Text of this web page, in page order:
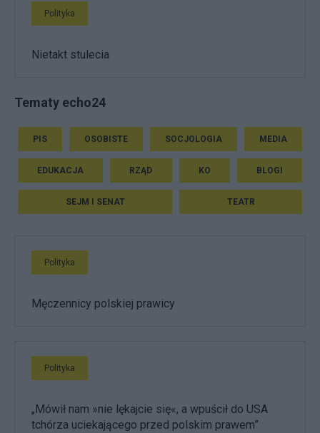
Polityka
Nietakt stulecia
Tematy echo24
PIS OSOBISTE SOCJOLOGIA MEDIA
EDUKACJA RZĄD KO BLOGI
SEJM I SENAT TEATR
Polityka
Męczennicy polskiej prawicy
Polityka
„Mówił nam »nie lękajcie się«, a wpuścił do USA
tchórza uciekającego przed polskim prawem”